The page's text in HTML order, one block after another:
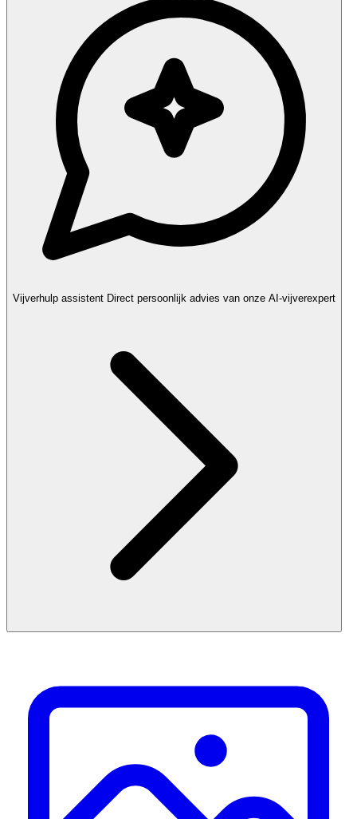
Vijverhulp assistent Direct persoonlijk advies van onze AI-vijverexpert